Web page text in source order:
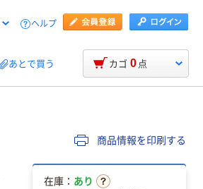
ヘルプ
あとで買う カゴ 0 点
商品情報を印刷する
在庫： あり